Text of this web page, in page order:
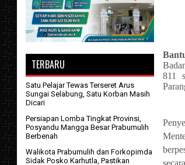
811
TERBARU
Satu Pelajar Tewas Terseret Arus
Sungai Selabung, Satu Korban Masih
Dicari
Persiapan Lomba Tingkat Provinsi,
Posyandu Mangga Besar Prabumulih
Berbenah
Walikota Prabumulih dan Forkopimda
Sidak Posko Karhutla, Pastikan